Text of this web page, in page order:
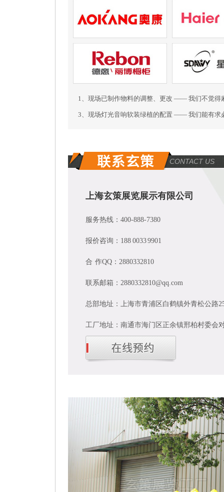
1、现场已制作物料的调整、更改 —— 我们不觉得
3、现场灯光音响软装绿植的配置 —— 我们能有求
CONTACT US
上海玄策展览展示有限公司
服务热线：400-888-7380
报价咨询：188 0033 9901
合 作QQ：2880332810
联系邮箱：2880332810@qq.com
总部地址：上海市青浦区白鹤镇外青松公路
工厂地址：南通市海门区正余镇邢柏村委会
快速反应，30分钟对接制作报价+